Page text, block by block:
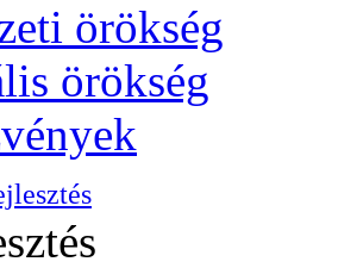
örökség
örökség